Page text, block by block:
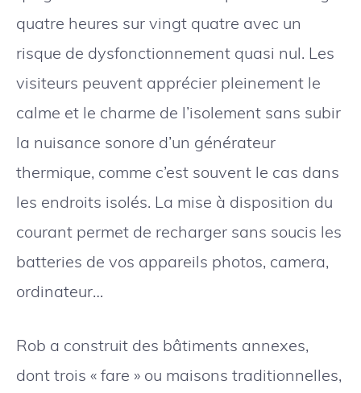
quatre heures sur vingt quatre avec un
risque de dysfonctionnement quasi nul. Les
visiteurs peuvent apprécier pleinement le
calme et le charme de l’isolement sans subir
la nuisance sonore d’un générateur
thermique, comme c’est souvent le cas dans
les endroits isolés. La mise à disposition du
courant permet de recharger sans soucis les
batteries de vos appareils photos, camera,
ordinateur…
Rob a construit des bâtiments annexes,
dont trois « fare » ou maisons traditionnelles,